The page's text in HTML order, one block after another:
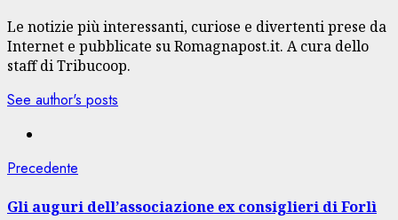
Le notizie più interessanti, curiose e divertenti prese da
Internet e pubblicate su Romagnapost.it. A cura dello
staff di Tribucoop.
See author's posts
Navigazione
articolo
Precedente
Gli auguri dell’associazione ex consiglieri di Forlì